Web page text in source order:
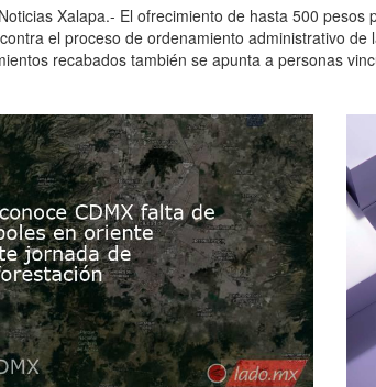
Xalapa.- El ofrecimiento de hasta 500
el proceso de ordenamiento administrativo
recabados también se apunta a personas